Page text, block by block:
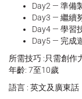
Day2 — 準
Day3 — 繼續
Day4 — 學
Day5 — 完成
所需技巧 :只需創作
年齡: 7至10歲
語言 : 英文及廣東話